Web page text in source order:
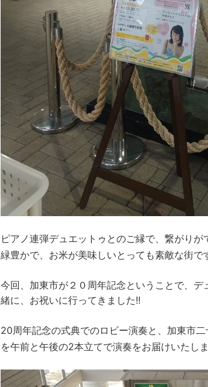
ピアノ連弾デュエットゥとのご縁で、繋がり
緑豊かで、お米が美味しいとっても素敵な街で
今回、加東市が２０周年記念ということで、
緒に、お祝いに行ってきました!!
20周年記念の式典でのロビー演奏と、加東市
を午前と午後の2本立てで演奏をお届けいたし